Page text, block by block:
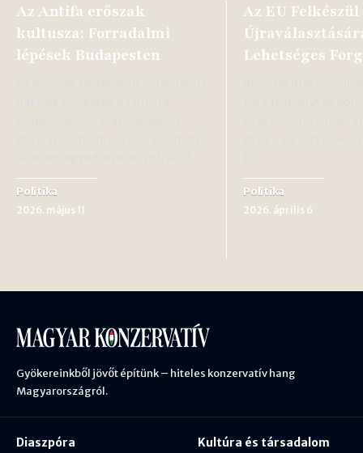
Az Antifa erőszak
kultusza: Forradalmi
lépések Budapesten
Politika
2026. május 11
Az EU
Lehetséges
Politika
2026. április 6
Gyökereinkből jövőt építünk – hiteles konzervatív hang
Magyarországról.
Diaszpóra
Kultúra és társadalom